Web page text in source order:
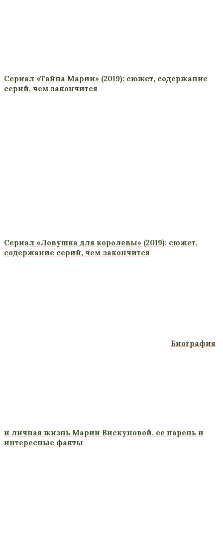
Сериал «Тайна Марии» (2019): сюжет, содержание
серий, чем закончится
Сериал «Ловушка для королевы» (2019): сюжет,
содержание серий, чем закончится
Биография
и личная жизнь Марии Вискуновой, ее парень и
интересные факты